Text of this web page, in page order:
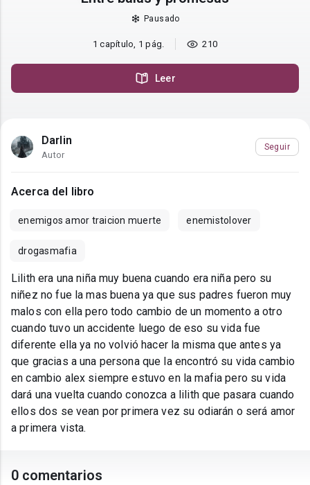
Pausado
1 capítulo, 1 pág. 210
Leer
Darlin
Autor
Seguir
Acerca del libro
enemigos amor traicion muerte enemistolover
drogasmafia
Lilith era una niña muy buena cuando era niña pero su
niñez no fue la mas buena ya que sus padres fueron muy
malos con ella pero todo cambio de un momento a otro
cuando tuvo un accidente luego de eso su vida fue
diferente ella ya no volvió hacer la misma que antes ya
que gracias a una persona que la encontró su vida cambio
en cambio alex siempre estuvo en la mafia pero su vida
dará una vuelta cuando conozca a lilith que pasara cuando
ellos dos se vean por primera vez su odiarán o será amor
a primera vista.
0 comentarios